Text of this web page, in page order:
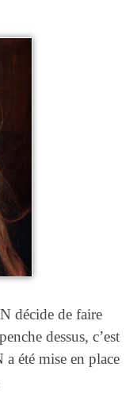
décide de faire
dessus, c’est
été mise en place